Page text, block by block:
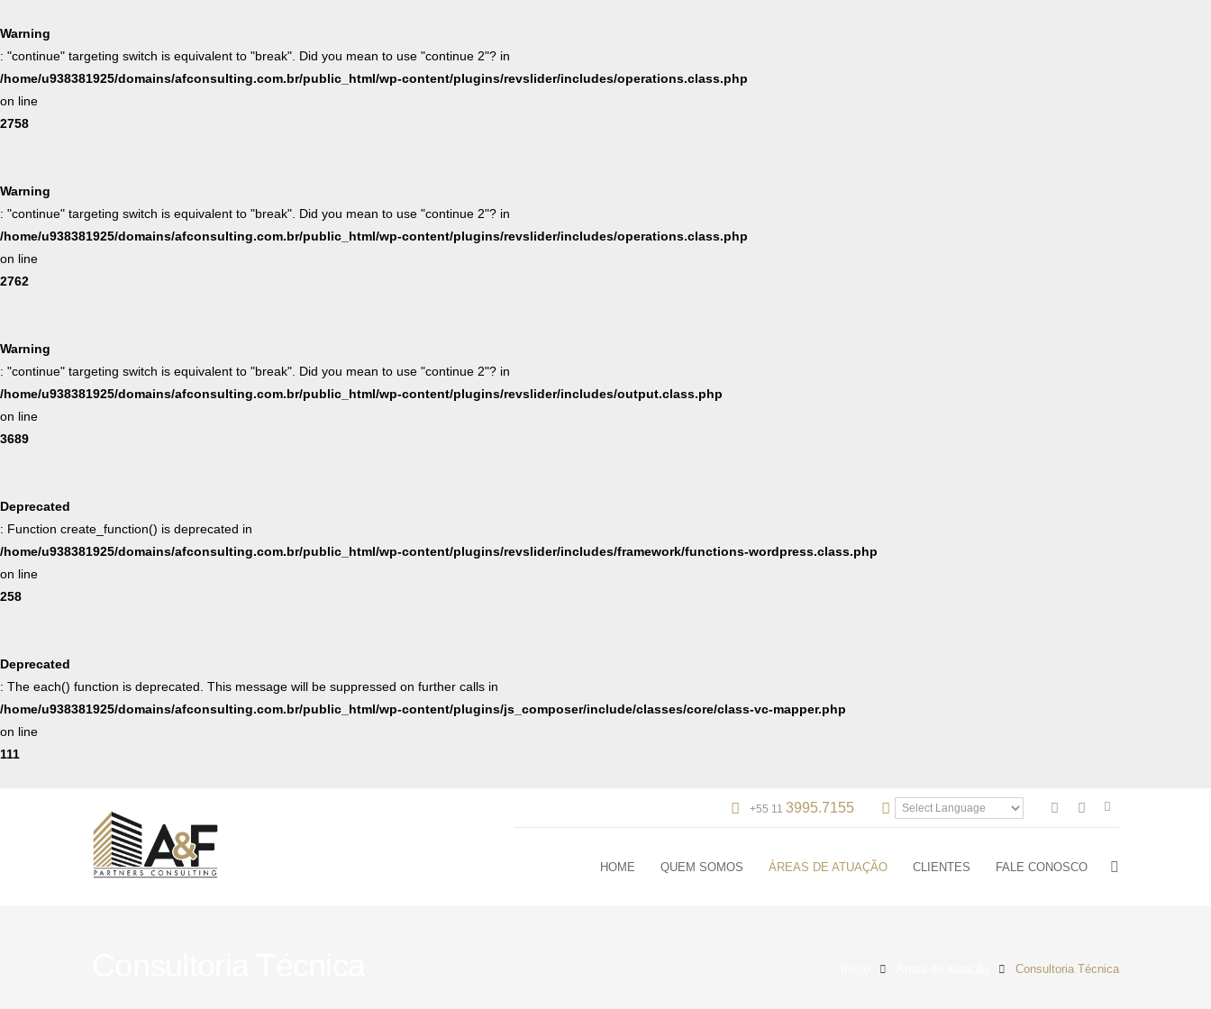
Warning
: "continue" targeting switch is equivalent to "break". Did you mean to use "continue 2"? in
/home/u938381925/domains/afconsulting.com.br/public_html/wp-content/plugins/revslider/includes/operations.class.php
on line
2758
Warning
: "continue" targeting switch is equivalent to "break". Did you mean to use "continue 2"? in
/home/u938381925/domains/afconsulting.com.br/public_html/wp-content/plugins/revslider/includes/operations.class.php
on line
2762
Warning
: "continue" targeting switch is equivalent to "break". Did you mean to use "continue 2"? in
/home/u938381925/domains/afconsulting.com.br/public_html/wp-content/plugins/revslider/includes/output.class.php
on line
3689
Deprecated
: Function create_function() is deprecated in
/home/u938381925/domains/afconsulting.com.br/public_html/wp-content/plugins/revslider/includes/framework/functions-wordpress.class.php
on line
258
Deprecated
: The each() function is deprecated. This message will be suppressed on further calls in
/home/u938381925/domains/afconsulting.com.br/public_html/wp-content/plugins/js_composer/include/classes/core/class-vc-mapper.php
on line
111
+55 113995.7155
HOME QUEM SOMOS ÁREAS DE ATUAÇÃO CLIENTES FALE CONOSCO
Consultoria Técnica